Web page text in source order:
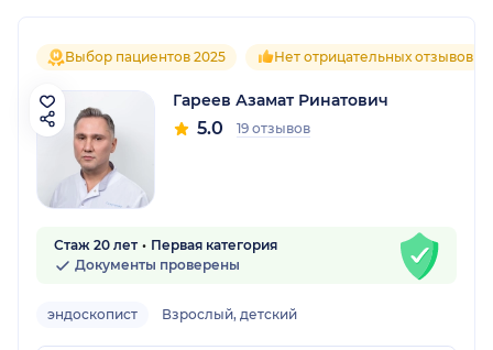
Выбор пациентов 2025 Нет отрицательных отзывов
Гареев Азамат Ринатович
5.0 19 отзывов
Стаж 20 лет
Первая категория
Документы проверены
эндоскопист Взрослый, детский